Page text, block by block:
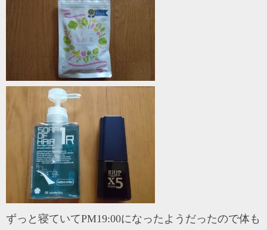
ずっと寝ていてPM19:00になったようだったので体も